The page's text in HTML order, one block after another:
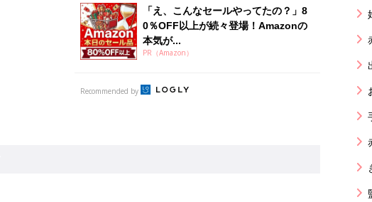
「え、こんなセールやってたの？」8
0％OFF以上が続々登場！Amazonの
本気が...
PR（Amazon）
Recommended by